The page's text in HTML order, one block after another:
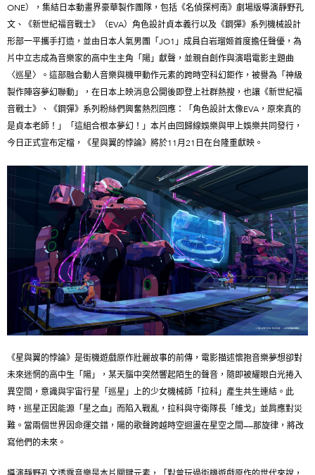
ONE），集結日本動畫界豪華製作團隊，包括《名偵探柯南》劇場版導演靜野孔
文、《新世紀福音戰士》（EVA）角色設計貞本義行以及《鋼彈》系列機械設計
形部一平攜手打造，並由日本人氣男團「JO1」成員白岩瑠姬首度擔任聲優，為
片中立志成為音樂家的高中生主角「陽」獻聲，並親自創作與演唱電影主題曲
〈巡星〉。這部融合動人音樂與機甲動作元素的跨時空科幻鉅作，被譽為「神級
製作陣容夢幻聯動」，在日本上映消息公開後即登上社群熱搜，也讓《新世紀福
音戰士》、《鋼彈》系列粉絲們興奮熱烈回應：「角色設計太像EVA，原來真的
是貞本老師！」「這組合根本夢幻！」本片由回歸線娛樂與甲上娛樂共同發行，
今日正式宣布定檔，《星與翼的悖論》將於11月21日在台隆重獻映。
《星與翼的悖論》是街機遊戲原作壯麗故事的前傳，電影描述懷抱音樂夢想卻對
未來迷惘的高中生「陽」，某天腦中突然響起陌生的聲音，隨即被耀眼白光捲入
異空間，意識與宇宙行星「巡星」上的少女機械師「拉科」產生共生連結。此
時，巡星正因能源「星之血」而陷入戰亂，拉科與守衛隊長「維戈」並肩應對災
難。當兩個世界因命運交錯，陽的歌聲跨越時空迴盪在星空之間——那旋律，將改
寫他們的未來。